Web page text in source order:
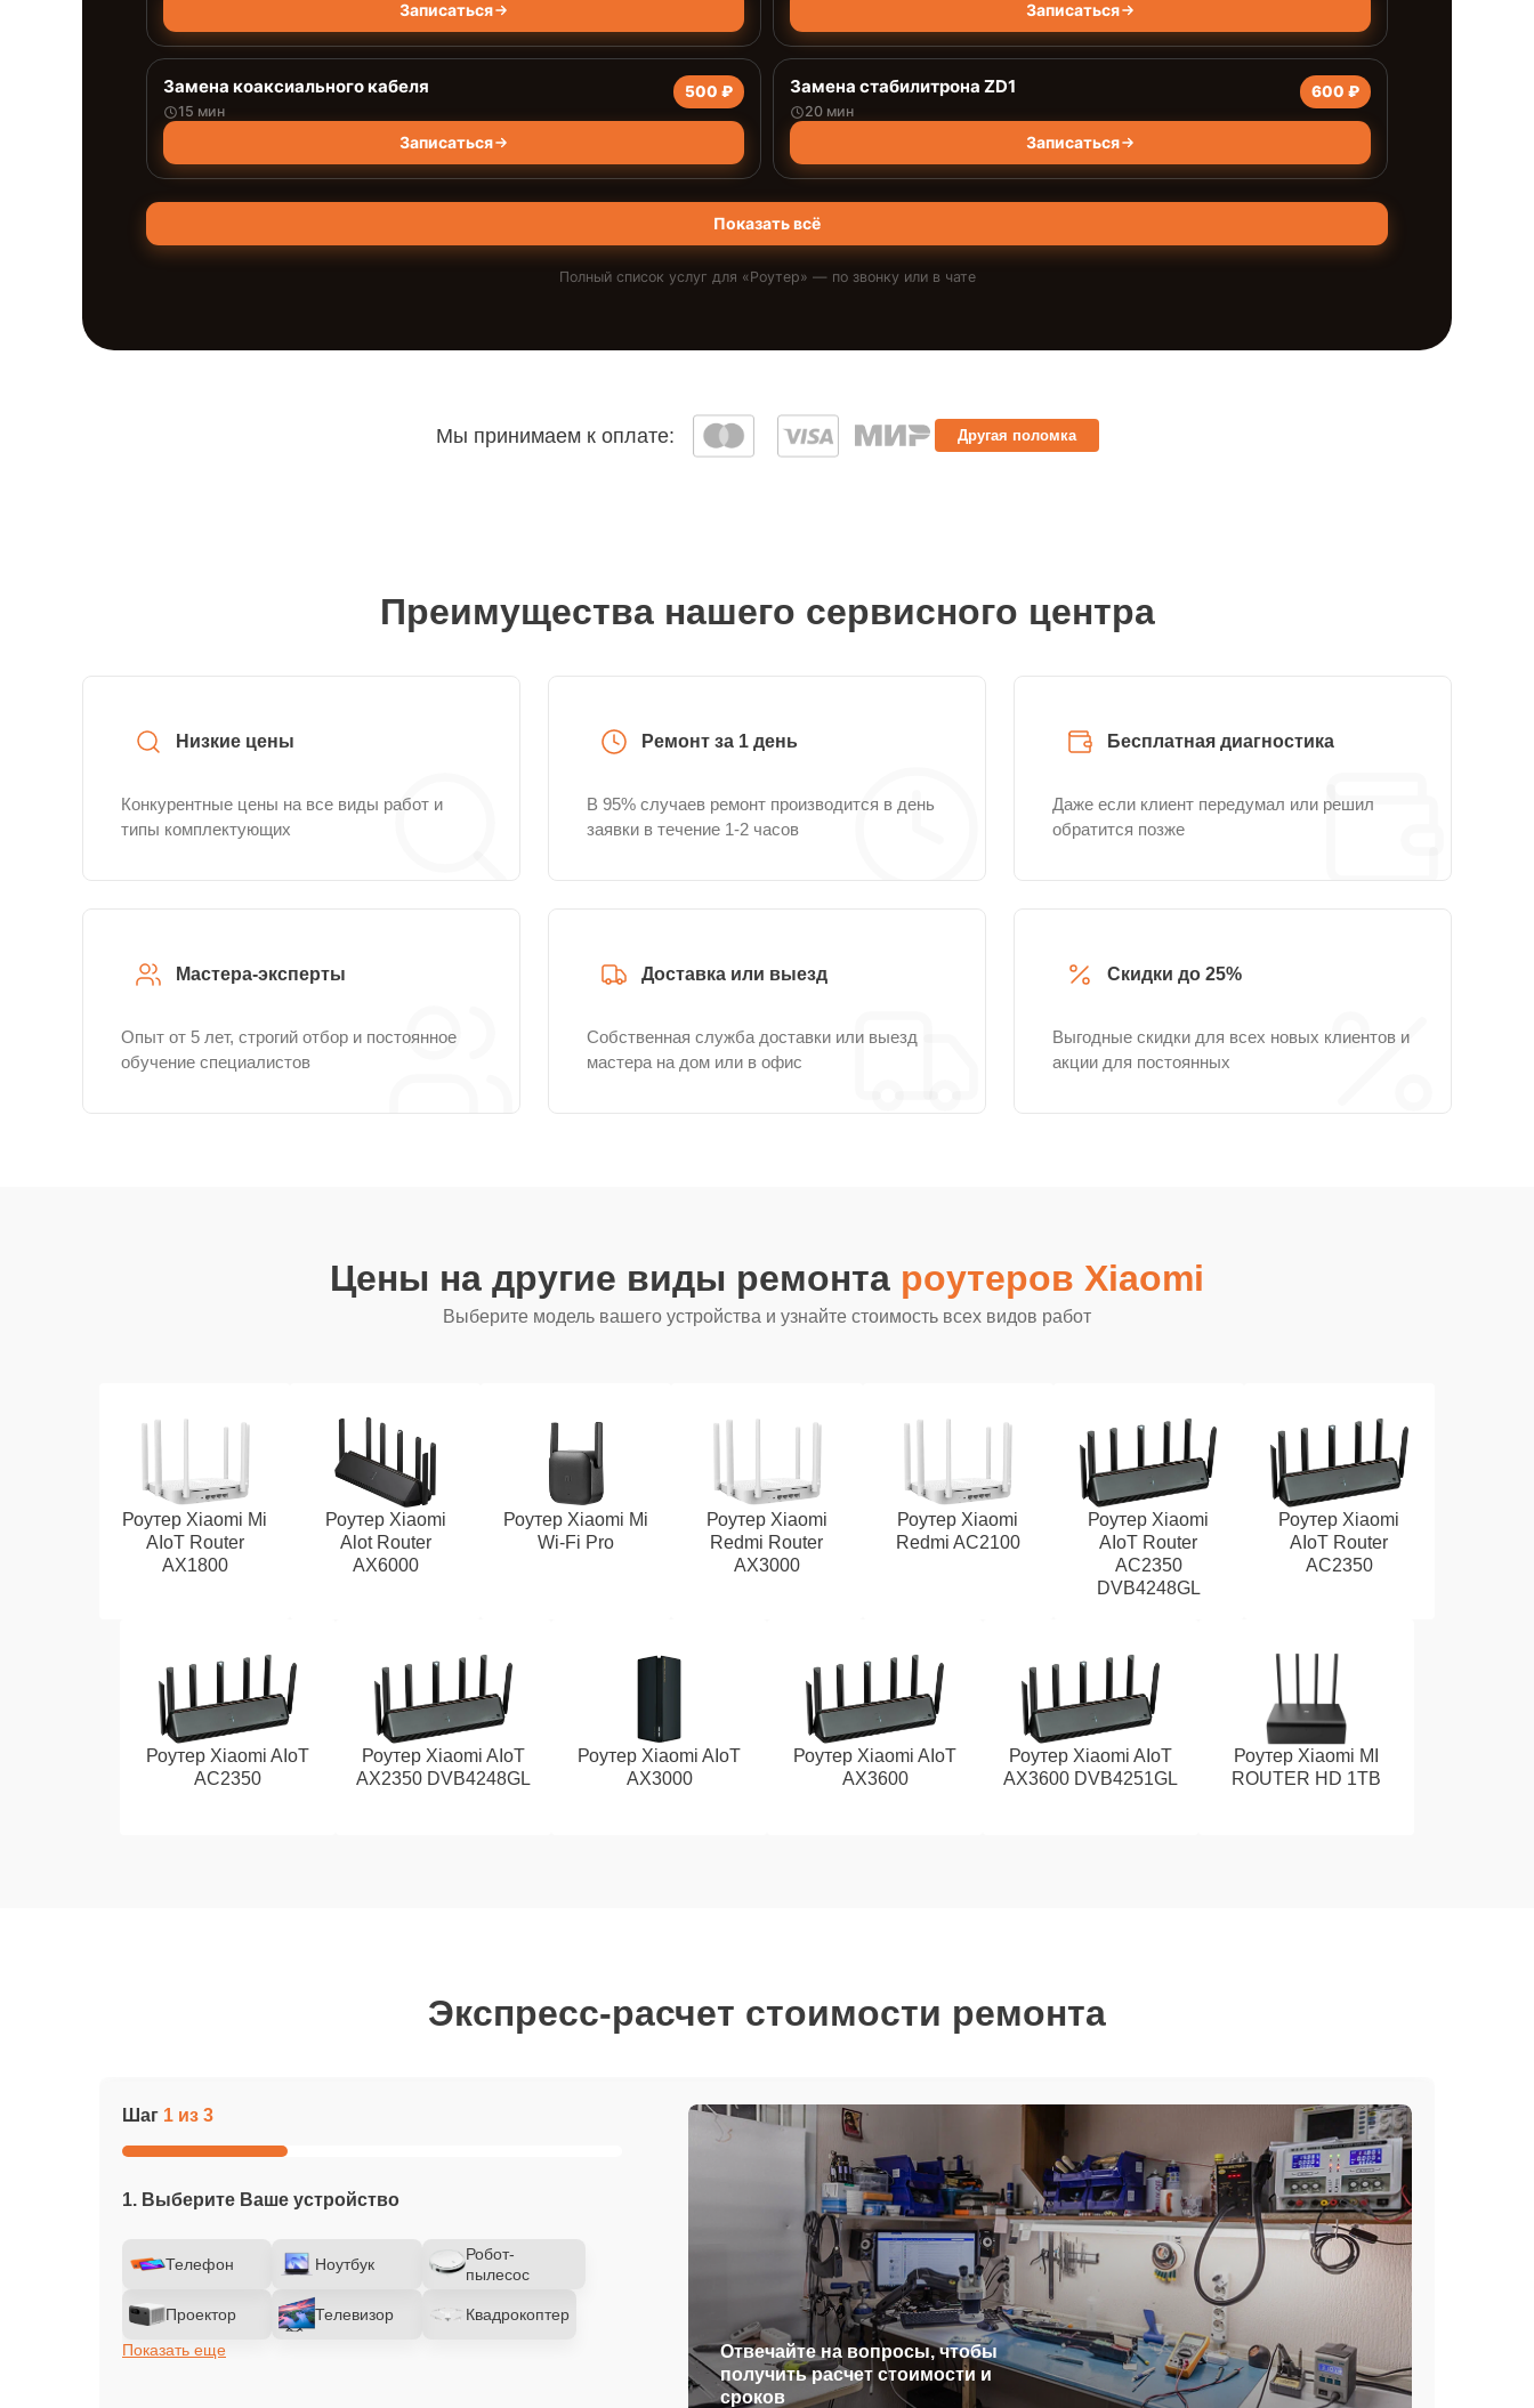
Записаться Записаться
Замена коаксиального кабеля
15 мин
500 ₽
Записаться
Замена стабилитрона ZD1
20 мин
600 ₽
Записаться
Показать всё
Полный список услуг для «Роутер» — по звонку или в чате
Мы принимаем к оплате: Другая поломка
Преимущества нашего сервисного центра
Низкие цены
Конкурентные цены на все виды работ и
типы комплектующих
Ремонт за 1 день
В 95% случаев ремонт производится в день
заявки в течение 1-2 часов
Бесплатная диагностика
Даже если клиент передумал или решил
обратится позже
Мастера-эксперты
Опыт от 5 лет, строгий отбор и постоянное
обучение специалистов
Доставка или выезд
Собственная служба доставки или выезд
мастера на дом или в офис
Скидки до 25%
Выгодные скидки для всех новых клиентов и
акции для постоянных
Цены на другие виды ремонта роутеров Xiaomi
Выберите модель вашего устройства и узнайте стоимость всех видов работ
Роутер Xiaomi Mi
AIoT Router
AX1800
Роутер Xiaomi
Alot Router
AX6000
Роутер Xiaomi Mi
Wi‑Fi Pro
Роутер Xiaomi
Redmi Router
AX3000
Роутер Xiaomi
Redmi AC2100
Роутер Xiaomi
AIoT Router
AC2350
DVB4248GL
Роутер Xiaomi
AIoT Router
AC2350
Роутер Xiaomi AIoT
AC2350
Роутер Xiaomi AIoT
AX2350 DVB4248GL
Роутер Xiaomi AIoT
AX3000
Роутер Xiaomi AIoT
AX3600
Роутер Xiaomi AIoT
AX3600 DVB4251GL
Роутер Xiaomi MI
ROUTER HD 1TB
Экспресс-расчет стоимости ремонта
Шаг 1 из 3
1. Выберите Ваше устройство
Телефон Ноутбук
Робот-
пылесос
Проектор Телевизор
Квадрокоптер
Показать еще
Отвечайте на вопросы, чтобы
получить расчет стоимости и
сроков